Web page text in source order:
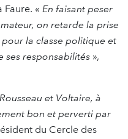
Faure. « En faisant peser
on retarde la prise
pour la classe politique et
ses responsabilités »,
et Voltaire, à
bon et perverti par
du Cercle des